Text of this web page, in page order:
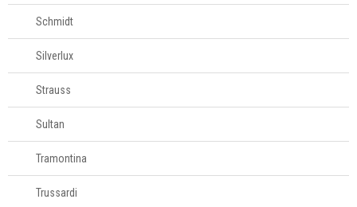
Schmidt
Silverlux
Strauss
Sultan
Tramontina
Trussardi